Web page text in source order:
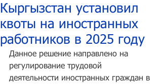
Кыргызстан установил
квоты на иностранных
работников в 2025 году
Данное решение направлено на
регулирование трудовой
деятельности иностранных граждан в